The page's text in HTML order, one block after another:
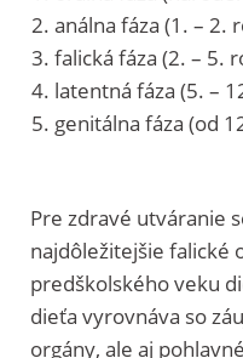
análna fáza (1. – 2.
falická fáza (2. – 5.
latentná fáza (5. –
genitálna fáza (od
Pre zdravé utváranie
najdôležitejšie falické
predškolského veku
dieťa vyrovnáva so
orgány, ale aj